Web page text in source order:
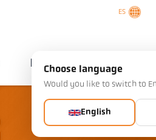
ES
Empresa Contactos
Choose language
Would you like to switch to
English